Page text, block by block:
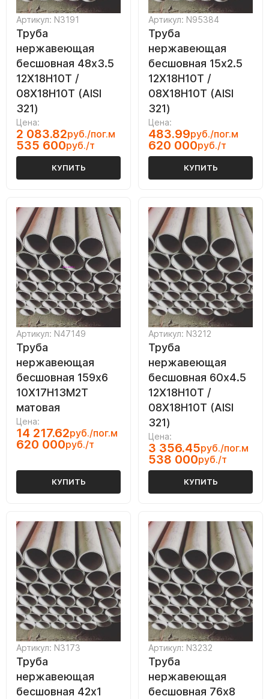
Артикул: N3191
Труба
нержавеющая
бесшовная 48х3.5
12Х18Н10Т /
08Х18Н10Т (AISI
321)
Цена:
2 083.82руб./пог.м
535 600руб./т
КУПИТЬ
Артикул: N95384
Труба
нержавеющая
бесшовная 15х2.5
12Х18Н10Т /
08Х18Н10Т (AISI
321)
Цена:
483.99руб./пог.м
620 000руб./т
КУПИТЬ
Артикул: N47149
Труба
нержавеющая
бесшовная 159х6
10Х17Н13М2Т
матовая
Цена:
14 217.62руб./пог.м
620 000руб./т
КУПИТЬ
Артикул: N3212
Труба
нержавеющая
бесшовная 60х4.5
12Х18Н10Т /
08Х18Н10Т (AISI
321)
Цена:
3 356.45руб./пог.м
538 000руб./т
КУПИТЬ
Артикул: N3173
Труба
нержавеющая
бесшовная 42х1
Артикул: N3232
Труба
нержавеющая
бесшовная 76х8